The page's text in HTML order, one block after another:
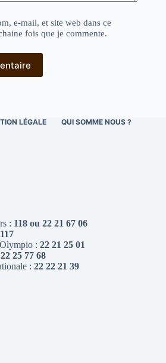
e-mail, et site web dans ce
fois que je commente.
LÉGALE QUI SOMME NOUS ?
: 118 ou 22 21 67 06
117
: 22 21 25 01
22 25 77 68
: 22 22 21 39